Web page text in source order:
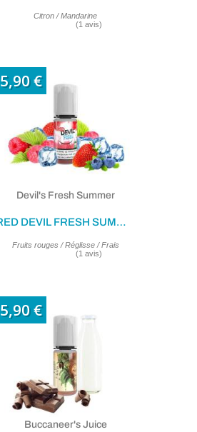
Citron / Mandarine
5,90 €
Devil's Fresh Summer
RED DEVIL FRESH SUMMER 10ML
Fruits rouges / Réglisse / Frais
5,90 €
Buccaneer's Juice